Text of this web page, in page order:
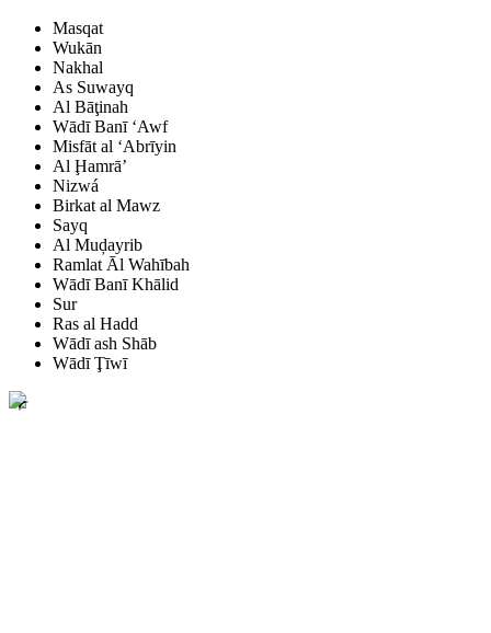
Masqat
Wukān
Nakhal
As Suwayq
Al Bāţinah
Wādī Banī ‘Awf
Misfāt al ‘Abrīyin
Al Ḩamrā’
Nizwá
Birkat al Mawz
Sayq
Al Muḑayrib
Ramlat Āl Wahībah
Wādī Banī Khālid
Sur
Ras al Hadd
Wādī ash Shāb
Wādī Ţīwī